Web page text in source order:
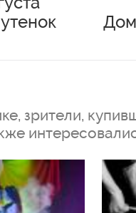
зрители,